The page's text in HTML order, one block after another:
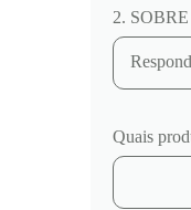
2.
Quais